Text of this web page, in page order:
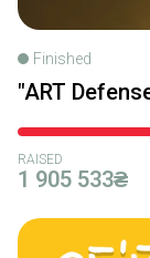
Finished
"ART
RAISED
1 905 533₴